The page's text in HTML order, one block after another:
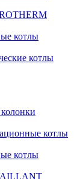
котлы
котлы
котлы
котлы